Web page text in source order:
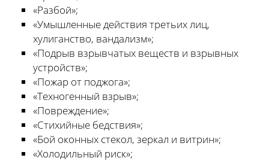
«Разбой»;
«Умышленные действия третьих лиц,
хулиганство, вандализм»;
«Подрыв взрывчатых веществ и взрывных
устройств»;
«Пожар от поджога»;
«Техногенный взрыв»;
«Повреждение»;
«Стихийные бедствия»;
«Бой оконных стекол, зеркал и витрин»;
«Холодильный риск»;